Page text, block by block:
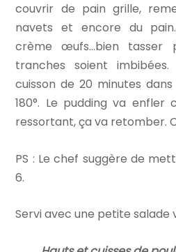
couvrir de pain grille,
navets et encore du
crème œufs…bien tasser
tranches soient
cuisson de 20 minutes
180°. Le pudding va enfler
ressortant, ça va retomber.
PS : Le chef suggère de
6.
Servi avec une petite